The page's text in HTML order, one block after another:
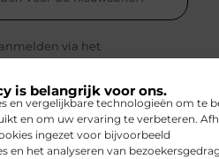
is belangrijk voor ons.
en vergelijkbare technologieën om te
en om uw ervaring te verbeteren.
ingezet voor bijvoorbeeld
en het analyseren van
via het
website. Vul je e-
de nieuwste
aanbiedingen direct in